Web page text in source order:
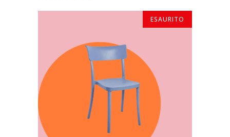
€788.
€315.
ESAURITO
ESAURITO